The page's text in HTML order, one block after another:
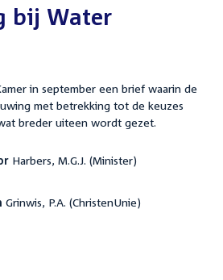
bij Water
in september een brief waarin de
met betrekking tot de keuzes
breder uiteen wordt gezet.
Harbers, M.G.J. (Minister)
Grinwis, P.A. (ChristenUnie)